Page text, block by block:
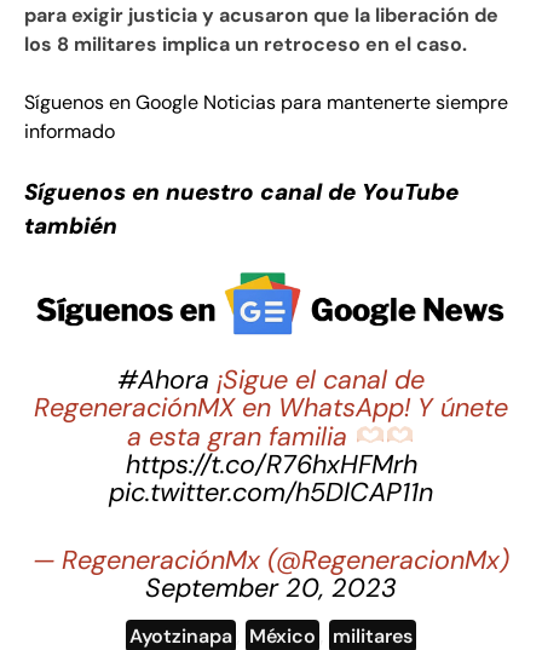
para exigir justicia y acusaron que la liberación de
los 8 militares implica un retroceso en el caso.
Síguenos en Google Noticias para mantenerte siempre
informado
Síguenos en nuestro canal de YouTube
también
#Ahora ¡Sigue el canal de
RegeneraciónMX en WhatsApp! Y únete
a esta gran familia
https://t.co/R76hxHFMrh
pic.twitter.com/h5DlCAP11n
— RegeneraciónMx (@RegeneracionMx)
September 20, 2023
Ayotzinapa México militares